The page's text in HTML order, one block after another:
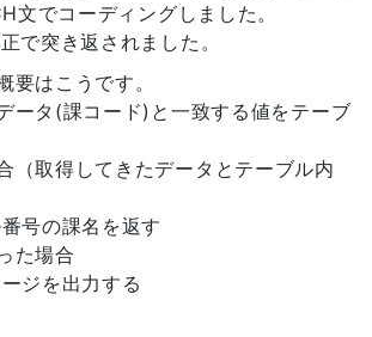
文でコーディングしました。
で突き返されました。
要はこうです。
ータ(課コード)と一致する値をテーブ
（取得してきたデータとテーブル内
号の課名を返す
た場合
ジを出力する